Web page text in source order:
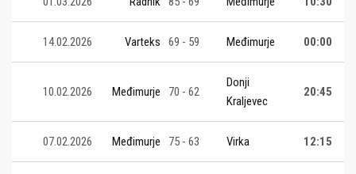
14.02.2026 Varteks 69 - 59 Međimurje 00:00
10.02.2026 Međimurje 70 - 62
Donji
Kraljevec
20:45
07.02.2026 Međimurje 75 - 63 Virka 12:15